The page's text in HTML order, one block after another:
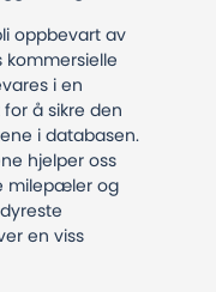
oppbevart av
i en
å sikre den
i databasen.
hjelper oss
milepæler og
en viss